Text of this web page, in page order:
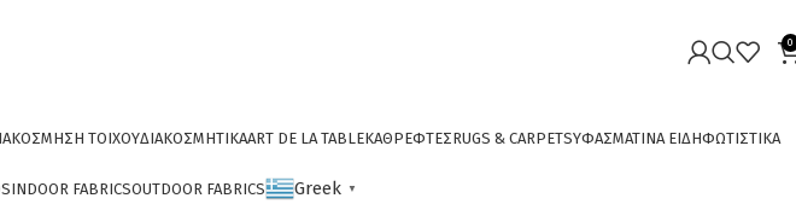
0
ΤΟΙΧΟΥΔΙΑΚΟΣΜΗΤΙΚΑART DE LA TABLEΚΑΘΡΕΦΤΕΣRUGS & CARPETSΥΦΑΣΜΑΤΙΝΑ ΕΙΔΗΦΩΤΙΣΤΙΚΑ
INDOOR FABRICSOUTDOOR FABRICS Greek ▼